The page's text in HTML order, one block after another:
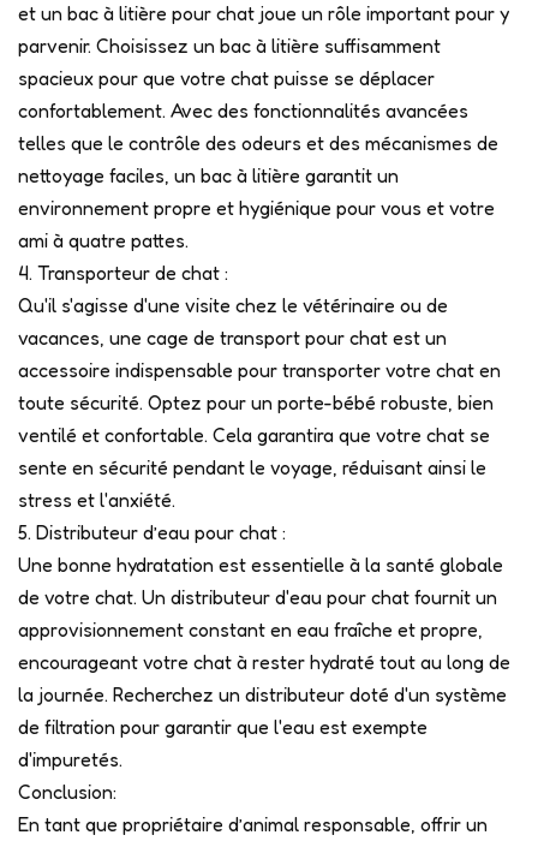
et un bac à litière pour chat joue un rôle important pour y
parvenir. Choisissez un bac à litière suffisamment
spacieux pour que votre chat puisse se déplacer
confortablement. Avec des fonctionnalités avancées
telles que le contrôle des odeurs et des mécanismes de
nettoyage faciles, un bac à litière garantit un
environnement propre et hygiénique pour vous et votre
ami à quatre pattes.
4. Transporteur de chat :
Qu'il s'agisse d'une visite chez le vétérinaire ou de
vacances, une cage de transport pour chat est un
accessoire indispensable pour transporter votre chat en
toute sécurité. Optez pour un porte-bébé robuste, bien
ventilé et confortable. Cela garantira que votre chat se
sente en sécurité pendant le voyage, réduisant ainsi le
stress et l'anxiété.
5. Distributeur d’eau pour chat :
Une bonne hydratation est essentielle à la santé globale
de votre chat. Un distributeur d'eau pour chat fournit un
approvisionnement constant en eau fraîche et propre,
encourageant votre chat à rester hydraté tout au long de
la journée. Recherchez un distributeur doté d'un système
de filtration pour garantir que l'eau est exempte
d'impuretés.
Conclusion:
En tant que propriétaire d’animal responsable, offrir un